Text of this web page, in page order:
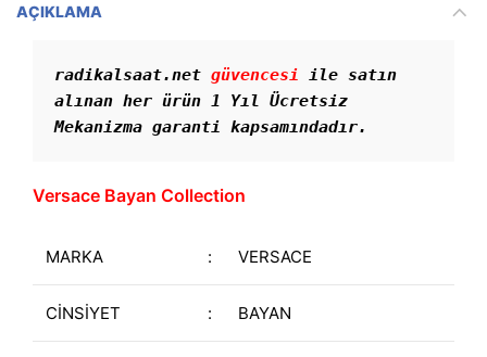
AÇIKLAMA
radikalsaat.net güvencesi ile satın
alınan her ürün 1 Yıl Ücretsiz
Mekanizma garanti kapsamındadır.
Versace Bayan Collection
MARKA : VERSACE
CİNSİYET : BAYAN